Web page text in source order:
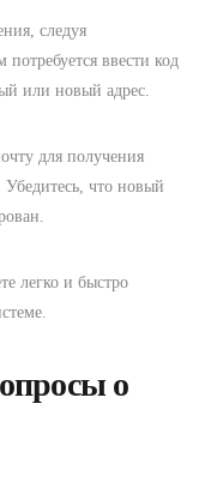
следуя
ввести код
или новый адрес.
для получения
что новый
легко и быстро
о